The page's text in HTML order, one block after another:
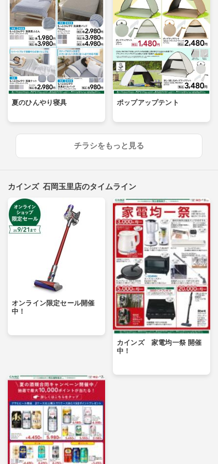
夏のひんやり寝具 ポップアップテント
チラシをもっと見る
カインズ 石岡玉里店のタイムライン
オンライン限定セール開催
中！
カインズ 家電均一祭 開催
中！